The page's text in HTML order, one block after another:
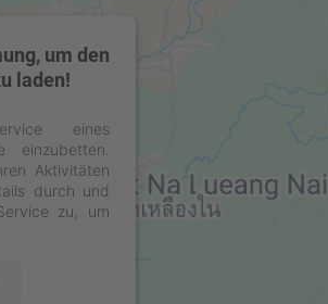
um den
laden!
eines
einzubetten.
Aktivitäten
durch und
zu, um